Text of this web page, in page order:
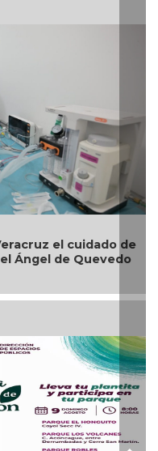
el cuidado de
de Quevedo
Zona